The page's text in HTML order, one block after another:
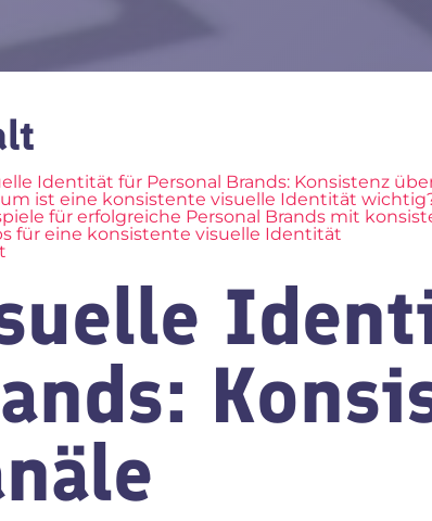
Identität für Personal Brands: Konsistenz
ist eine konsistente visuelle Identität
für erfolgreiche Personal Brands mit
für eine konsistente visuelle Identität